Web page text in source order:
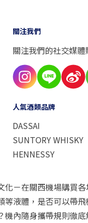
關注我們
關注我們的社交媒
人氣酒類品牌
DASSAI
SUNTORY WHISKY
HENNESSY
－在關西機場購買
液體，是否可以帶飛
內隨身攜帶規則徹底